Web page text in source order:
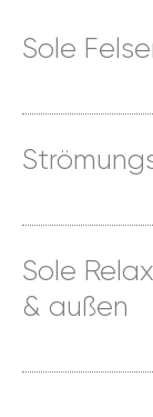
Sole
Sole
& außen